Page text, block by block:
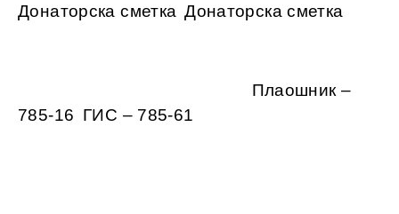
Донаторска сметка Донаторска сметка
Плаошник –
785-16 ГИС – 785-61